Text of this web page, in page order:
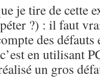
je tire de cette
?) : il faut
des défauts
en utilisant
un gros